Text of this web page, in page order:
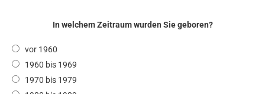
In welchem Zeitraum wurden Sie geboren?
vor 1960
1960 bis 1969
1970 bis 1979